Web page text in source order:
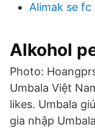
Alimak se fc
Alkohol
Photo:
Umbala Việt
likes. Umbala
gia nhập